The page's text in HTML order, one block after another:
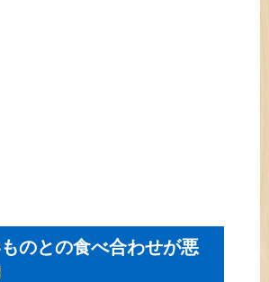
のとの食べ合わせが悪